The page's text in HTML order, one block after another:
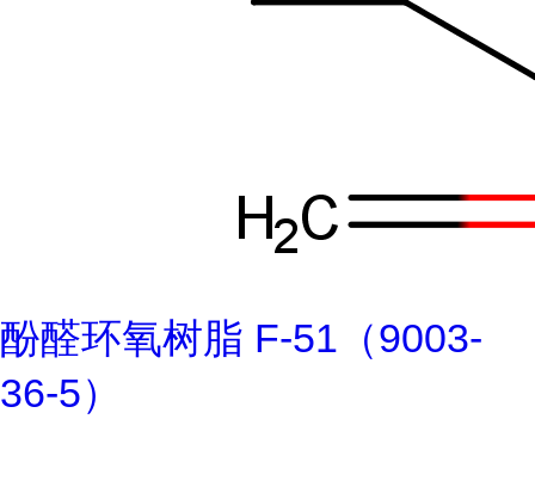
酚醛环氧树脂 F-51（9003-
36-5）